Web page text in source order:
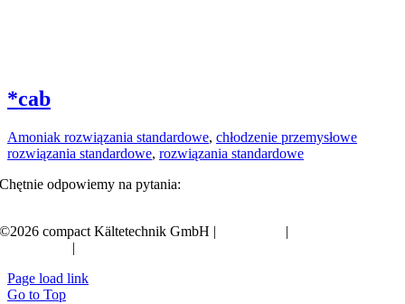
*cab
Amoniak rozwiązania standardowe, chłodzenie przemysłowe
rozwiązania standardowe, rozwiązania standardowe
Chętnie odpowiemy na pytania:
©2026 compact Kältetechnik GmbH |
|
|
Page load link
Go to Top